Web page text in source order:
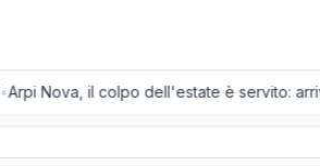
Arpi Nova, il colpo dell'estate è servito: